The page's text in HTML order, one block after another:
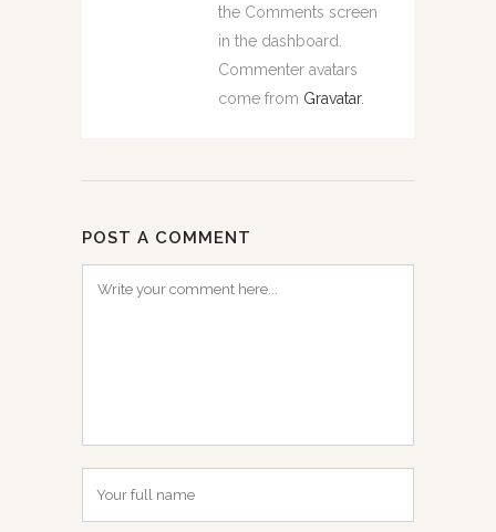
the Comments screen
in the dashboard.
Commenter avatars
come from Gravatar.
POST A COMMENT